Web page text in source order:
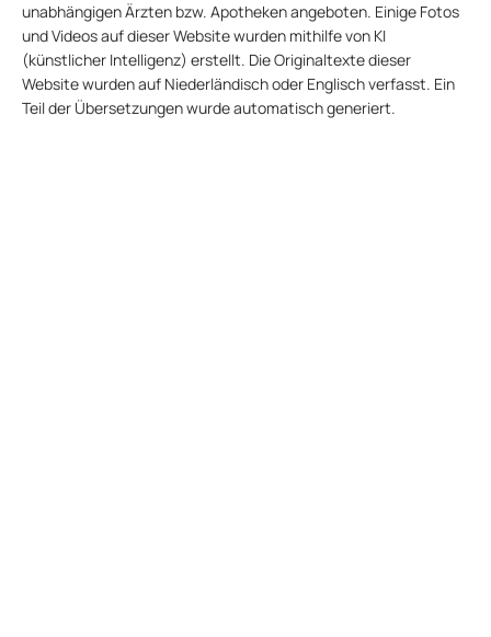
unabhängigen Ärzten bzw. Apotheken angeboten. Einige Fotos
und Videos auf dieser Website wurden mithilfe von KI
(künstlicher Intelligenz) erstellt. Die Originaltexte dieser
Website wurden auf Niederländisch oder Englisch verfasst. Ein
Teil der Übersetzungen wurde automatisch generiert.